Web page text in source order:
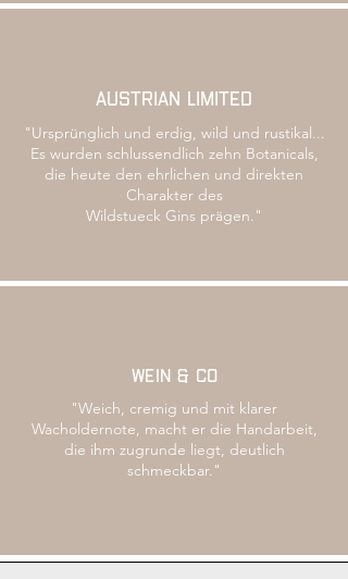
AUSTRIAN LIMITED
"Ursprünglich und erdig, wild und rustikal...
Es wurden schlussendlich zehn Botanicals,
die heute den ehrlichen und direkten
Charakter des
Wildstueck Gins prägen."
WEIN & CO
"Weich, cremig und mit klarer
Wacholdernote, macht er die Handarbeit,
die ihm zugrunde liegt, deutlich
schmeckbar."